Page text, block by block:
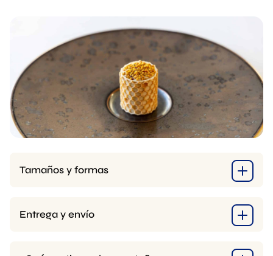
Tamaños y formas
Entrega y envío